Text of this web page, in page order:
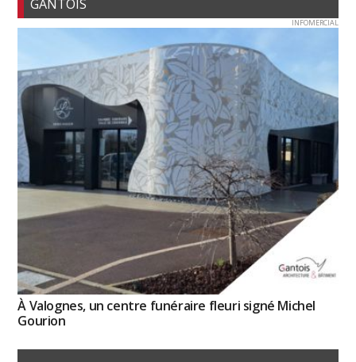
GANTOIS
INFOMERCIAL
À Valognes, un centre funéraire fleuri signé Michel
Gourion